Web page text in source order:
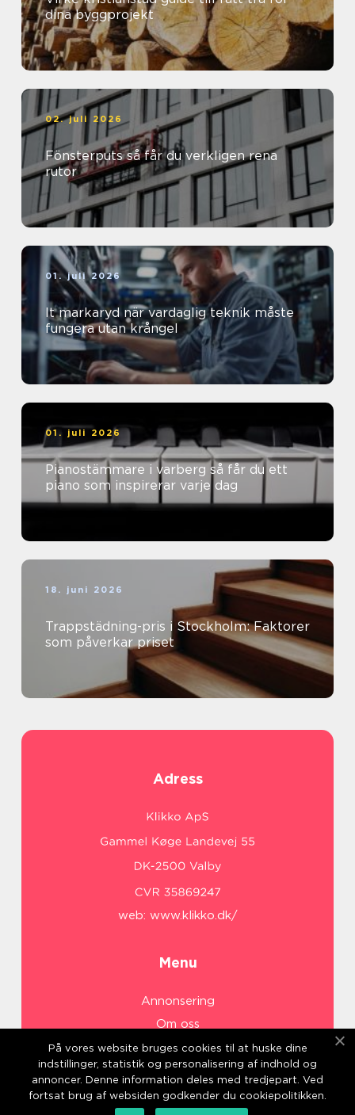
dina byggprojekt
02. juli 2026
Fönsterputs så får du verkligen rena
rutor
01. juli 2026
It markaryd när vardaglig teknik måste
fungera utan krångel
01. juli 2026
Pianostämmare i varberg så får du ett
piano som inspirerar varje dag
18. juni 2026
Trappstädning-pris i Stockholm: Faktorer
som påverkar priset
Adress
web: www.klikko.dk/
Menu
Annonsering
Om oss
Cookies
Kontakta oss
Sitemap
På vores website bruges cookies til at huske dine
indstillinger, statistik og personalisering af indhold og
annoncer. Denne information deles med tredjepart. Ved
fortsat brug af websiden godkender du cookiepolitikken.